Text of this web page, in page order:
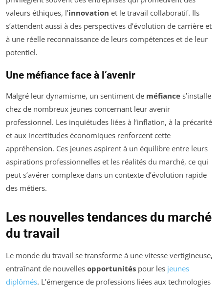
valeurs éthiques, l’innovation et le travail collaboratif. Ils
s’attendent aussi à des perspectives d’évolution de carrière et
à une réelle reconnaissance de leurs compétences et de leur
potentiel.
Une méfiance face à l’avenir
Malgré leur dynamisme, un sentiment de méfiance s’installe
chez de nombreux jeunes concernant leur avenir
professionnel. Les inquiétudes liées à l’inflation, à la précarité
et aux incertitudes économiques renforcent cette
appréhension. Ces jeunes aspirent à un équilibre entre leurs
aspirations professionnelles et les réalités du marché, ce qui
peut s’avérer complexe dans un contexte d’évolution rapide
des métiers.
Les nouvelles tendances du marché
du travail
Le monde du travail se transforme à une vitesse vertigineuse,
entraînant de nouvelles opportunités pour les jeunes
diplômés. L’émergence de professions liées aux technologies